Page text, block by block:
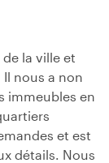
la ville et
nous a non
immeubles en
et est
détails. Nous